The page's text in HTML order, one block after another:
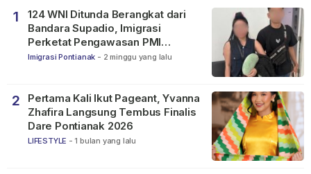
1
124 WNI Ditunda Berangkat dari
Bandara Supadio, Imigrasi
Perketat Pengawasan PMI
Nonprosedural
Imigrasi Pontianak - 2 minggu yang lalu
2
Pertama Kali Ikut Pageant, Yvanna
Zhafira Langsung Tembus Finalis
Dare Pontianak 2026
LIFESTYLE - 1 bulan yang lalu